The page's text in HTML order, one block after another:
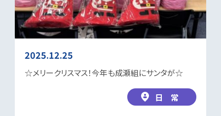
2025.12.25
☆メリークリスマス！今年も成瀬組にサンタが☆
日 常